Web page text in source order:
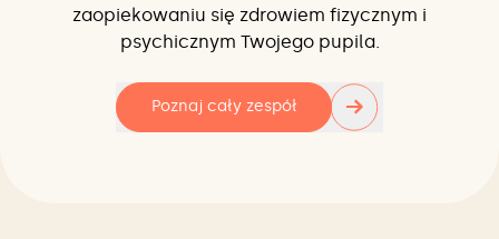
zaopiekowaniu się zdrowiem fizycznym i
psychicznym Twojego pupila.
Poznaj cały zespół →